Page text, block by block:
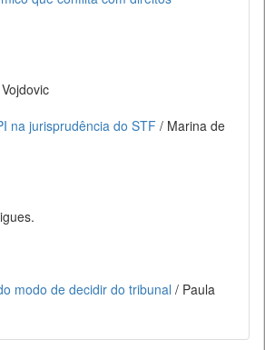
na jurisprudência do STF / Marina de
modo de decidir do tribunal / Paula